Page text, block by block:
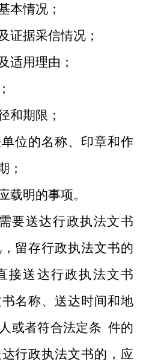
本情况；
证据采信情况；
适用理由；
和期限；
单位的名称、印章和作
；
载明的事项。
要送达行政执法文书
留存行政执法文书的
接送达行政执法文书
名称、送达时间和地
或者符合法定条 件的
行政执法文书的，应